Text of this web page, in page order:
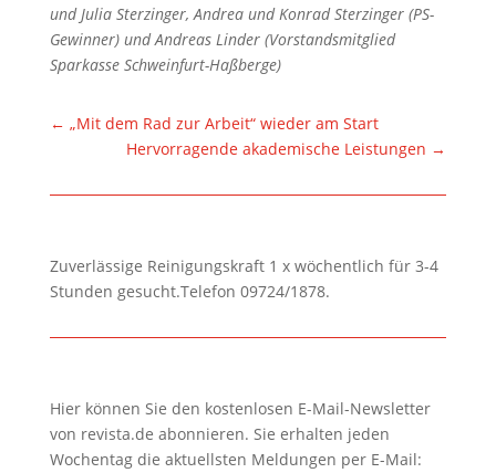
und Julia Sterzinger, Andrea und Konrad Sterzinger (PS-
Gewinner) und Andreas Linder (Vorstandsmitglied
Sparkasse Schweinfurt-Haßberge)
← „Mit dem Rad zur Arbeit“ wieder am Start
Hervorragende akademische Leistungen →
Zuverlässige Reinigungskraft 1 x wöchentlich für 3-4
Stunden gesucht.Telefon 09724/1878.
Hier können Sie den kostenlosen E-Mail-Newsletter
von revista.de abonnieren. Sie erhalten jeden
Wochentag die aktuellsten Meldungen per E-Mail: